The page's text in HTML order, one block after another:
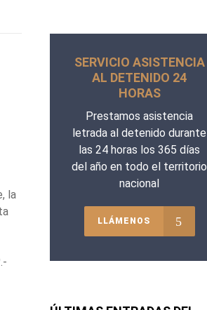
la
SERVICIO ASISTENCIA
AL DETENIDO 24
HORAS
Prestamos asistencia
letrada al detenido durante
las 24 horas los 365 días
del año en todo el territorio
nacional
LLÁMENOS